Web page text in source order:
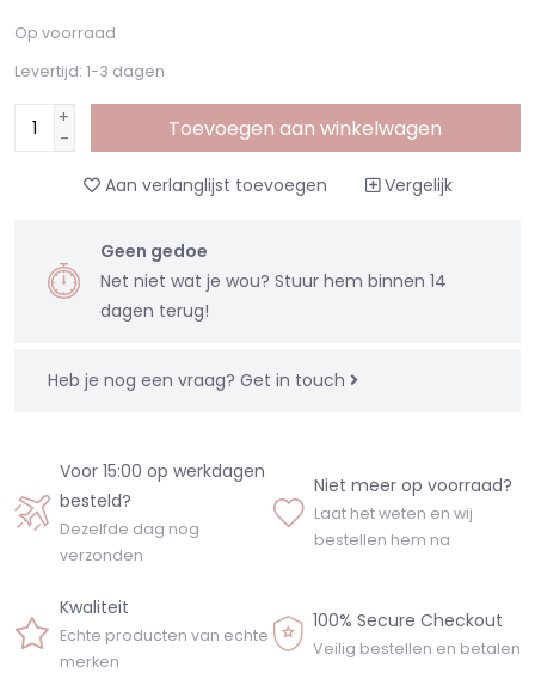
Op voorraad
Levertijd: 1-3 dagen
+
-
Toevoegen aan winkelwagen
Aan verlanglijst toevoegen Vergelijk
Geen gedoe
Net niet wat je wou? Stuur hem binnen 14
dagen terug!
Heb je nog een vraag? Get in touch
Voor 15:00 op werkdagen
besteld?
Dezelfde dag nog
verzonden
Niet meer op voorraad?
Laat het weten en wij
bestellen hem na
Kwaliteit
Echte producten van echte
merken
100% Secure Checkout
Veilig bestellen en betalen